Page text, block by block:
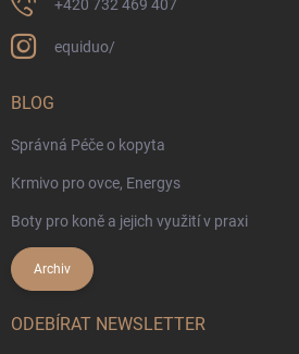
+420 732 469 407
equiduo/
BLOG
Správná Péče o kopyta
Krmivo pro ovce, Energys
Boty pro koně a jejich využití v praxi
Archiv
ODEBÍRAT NEWSLETTER